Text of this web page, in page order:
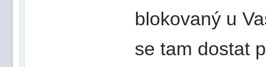
blokovaný u
se tam dostat